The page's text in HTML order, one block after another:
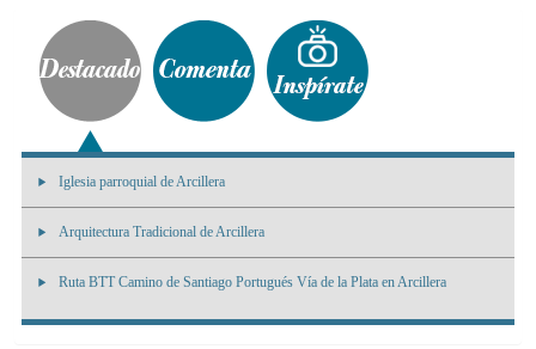
Iglesia parroquial de Arcillera
Arquitectura Tradicional de Arcillera
Ruta BTT Camino de Santiago Portugués Vía de la Plata en Arcillera